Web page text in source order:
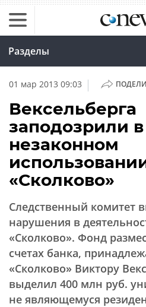
Разделы
01 мар 2013 09:03 |
Вексельберга
заподозрили в
незаконном
«Сколково»
Следственный комитет
нарушения в
«Сколково». Фонд
счетах банка,
«Сколково» Виктору
выделил 400 млн руб.
не являющемуся